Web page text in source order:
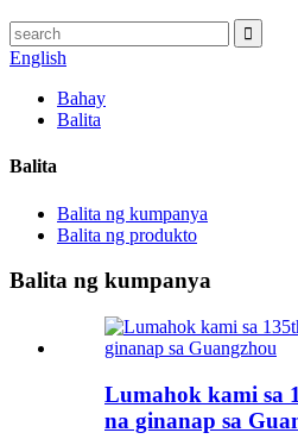
English
Bahay
Balita
Balita
Balita ng kumpanya
Balita ng produkto
Balita ng kumpanya
Lumahok kami sa
na ginanap sa